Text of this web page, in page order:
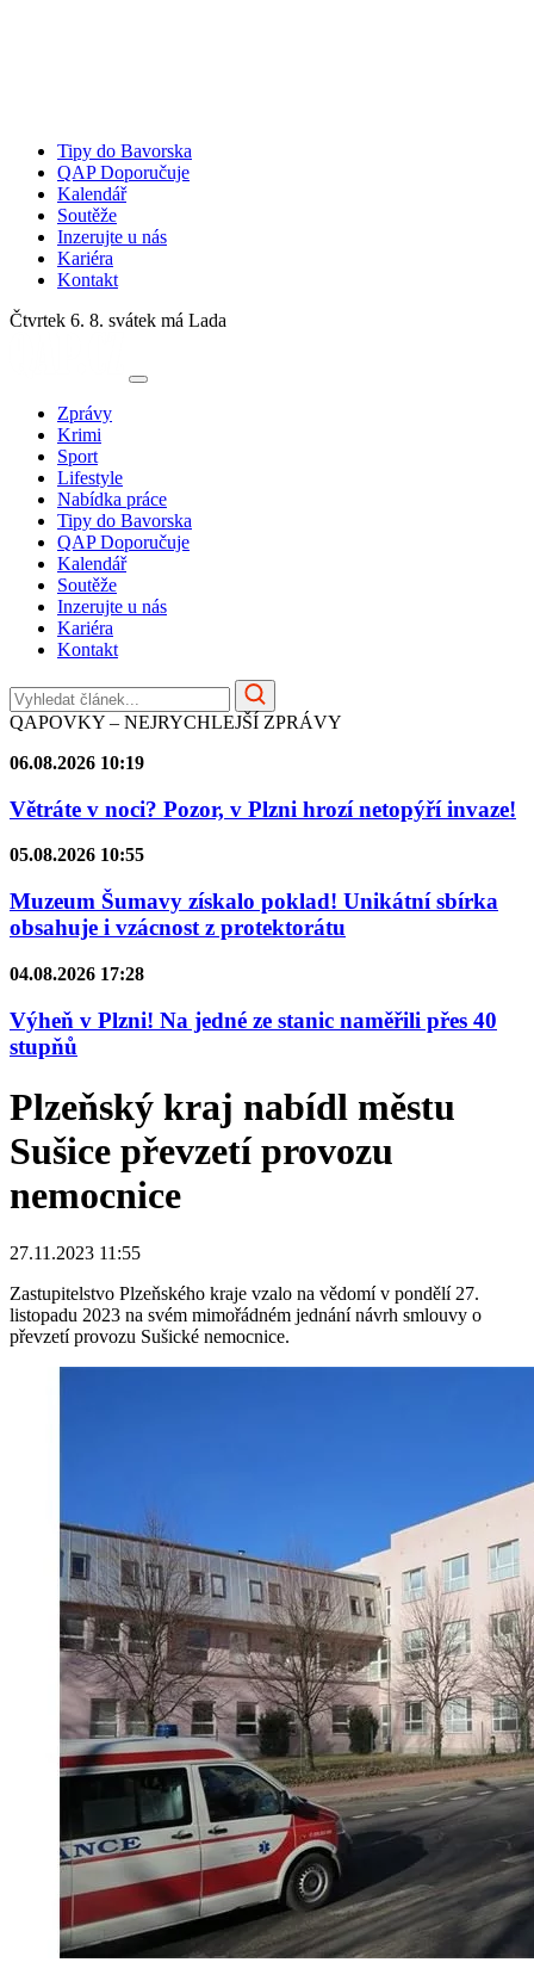
Tipy do Bavorska
QAP Doporučuje
Kalendář
Soutěže
Inzerujte u nás
Kariéra
Kontakt
Čtvrtek 6. 8. svátek má Lada
Zprávy
Krimi
Sport
Lifestyle
Nabídka práce
Tipy do Bavorska
QAP Doporučuje
Kalendář
Soutěže
Inzerujte u nás
Kariéra
Kontakt
QAPOVKY – NEJRYCHLEJŠÍ ZPRÁVY
06.08.2026 10:19
Větráte v noci? Pozor, v Plzni hrozí netopýří invaze!
05.08.2026 10:55
Muzeum Šumavy získalo poklad! Unikátní sbírka
obsahuje i vzácnost z protektorátu
04.08.2026 17:28
Výheň v Plzni! Na jedné ze stanic naměřili přes 40
stupňů
Plzeňský kraj nabídl městu
Sušice převzetí provozu
nemocnice
27.11.2023 11:55
Zastupitelstvo Plzeňského kraje vzalo na vědomí v pondělí 27.
listopadu 2023 na svém mimořádném jednání návrh smlouvy o
převzetí provozu Sušické nemocnice.